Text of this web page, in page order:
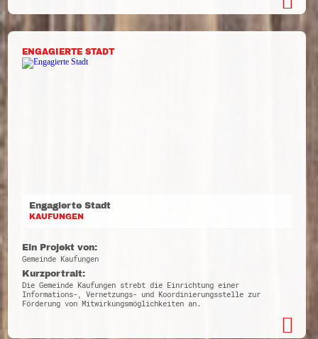
ENGAGIERTE STADT
Engagierte Stadt
KAUFUNGEN
Ein Projekt von:
Gemeinde Kaufungen
Kurzportrait:
Die Gemeinde Kaufungen strebt die Einrichtung einer
Informations-, Vernetzungs- und Koordinierungsstelle zur
Förderung von Mitwirkungsmöglichkeiten an.